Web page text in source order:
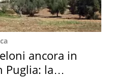
ancora in
Puglia: la